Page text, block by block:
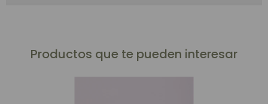
Productos que te pueden interesar